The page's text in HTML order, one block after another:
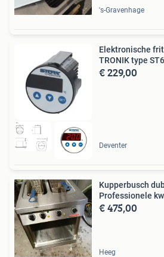
's-Gravenhage
Elektronische
TRONIK type
€ 229,00
Deventer
Kupperbusch
Professionele
€ 475,00
Heeg